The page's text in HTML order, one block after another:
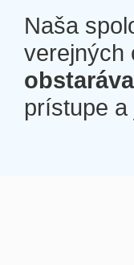
Naša
verejných
prístupe